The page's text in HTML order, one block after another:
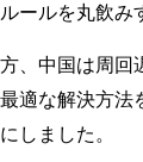
ールを丸飲み
、中国は周回
適な解決方法
しました。